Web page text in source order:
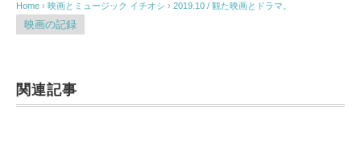
Home › 映画とミュージック イチオシ › 2019.10 / 観た映画とドラマ。
映画の記録
関連記事